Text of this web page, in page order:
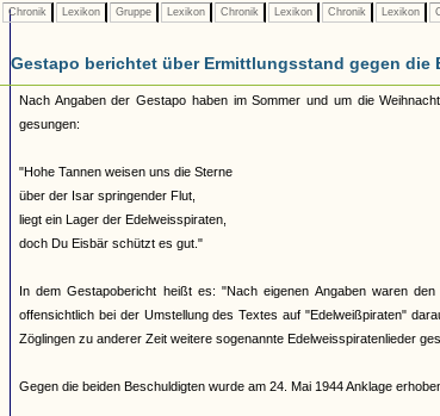
Chronik Lexikon Gruppe Lexikon Chronik Lexikon Chronik Lexikon
Gestapo berichtet über Ermittlungsstand gegen die
Nach Angaben der Gestapo haben im Sommer und um die
gesungen:
"Hohe Tannen weisen uns die Sterne
über der Isar springender Flut,
liegt ein Lager der Edelweisspiraten,
doch Du Eisbär schützt es gut."
In dem Gestapobericht heißt es: "Nach eigenen Angaben waren
offensichtlich bei der Umstellung des Textes auf "Edelweißpiraten"
Zöglingen zu anderer Zeit weitere sogenannte Edelweisspiratenlieder
Gegen die beiden Beschuldigten wurde am 24. Mai 1944 Anklage